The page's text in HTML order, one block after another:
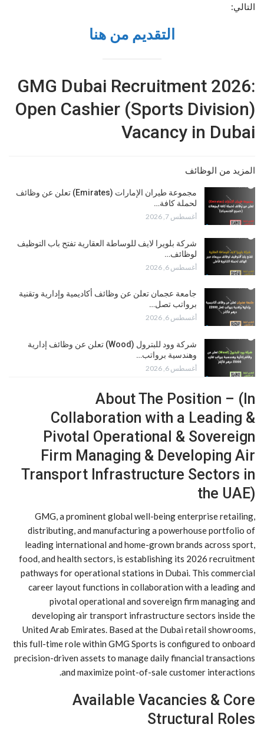
التالي:
التقديم من هنا
GMG Dubai Recruitment 2026:
Open Cashier (Sports Division)
Vacancy in Dubai
المزيد من الوظائف
مجموعة طيران الإمارات (Emirates) تعلن عن وظائف
لحملة كافة…
أغسطس 7, 2026
شركة بلويرا لايف للوساطة العقارية تفتح باب التوظيف
لوظائف…
أغسطس 6, 2026
جامعة عجمان تعلن عن وظائف أكاديمية وإدارية وتقنية
برواتب تصل…
أغسطس 6, 2026
شركة وود للبترول (Wood) تعلن عن وظائف إدارية
وهندسية برواتب…
أغسطس 6, 2026
About The Position – (In
Collaboration with a Leading &
Pivotal Operational & Sovereign
Firm Managing & Developing Air
Transport Infrastructure Sectors in
the UAE)
GMG, a prominent global well-being enterprise retailing,
distributing, and manufacturing a powerhouse portfolio of
leading international and home-grown brands across sport,
food, and health sectors, is establishing its 2026 recruitment
pathways for operational stations in Dubai. This commercial
career layout functions in collaboration with a leading and
pivotal operational and sovereign firm managing and
developing air transport infrastructure sectors inside the
United Arab Emirates. Based at the Dubai retail showrooms,
this full-time role within GMG Sports is configured to onboard
precision-driven assets to manage daily financial transactions
and maximize point-of-sale customer interactions.
Available Vacancies & Core
Structural Roles